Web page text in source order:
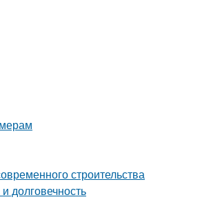
строительства
долговечность